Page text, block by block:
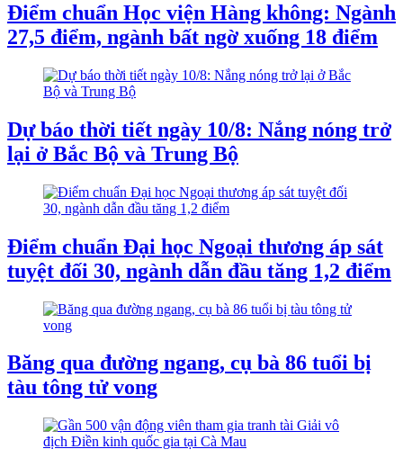
Điểm chuẩn Học viện Hàng không: Ngành
27,5 điểm, ngành bất ngờ xuống 18 điểm
Dự báo thời tiết ngày 10/8: Nắng nóng trở
lại ở Bắc Bộ và Trung Bộ
Điểm chuẩn Đại học Ngoại thương áp sát
tuyệt đối 30, ngành dẫn đầu tăng 1,2 điểm
Băng qua đường ngang, cụ bà 86 tuổi bị
tàu tông tử vong